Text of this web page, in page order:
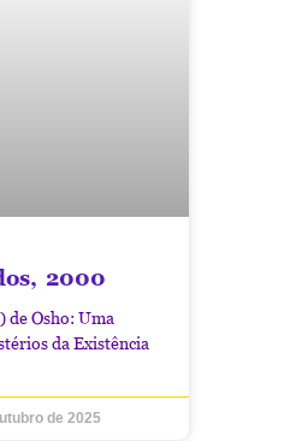
2000
de Osho: Uma
da Existência
de 2025